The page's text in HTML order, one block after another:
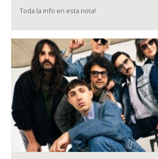
Toda la info en esta nota!